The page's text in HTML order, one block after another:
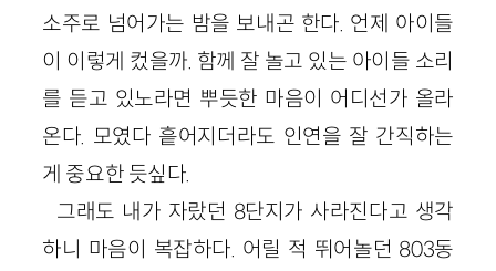
소주로 넘어가는 밤을 보내곤 한다. 언제 아이들
이 이렇게 컸을까. 함께 잘 놀고 있는 아이들 소리
를 듣고 있노라면 뿌듯한 마음이 어디선가 올라
온다. 모였다 흩어지더라도 인연을 잘 간직하는
게 중요한 듯싶다.
그래도 내가 자랐던 8단지가 사라진다고 생각
하니 마음이 복잡하다. 어릴 적 뛰어놀던 803동